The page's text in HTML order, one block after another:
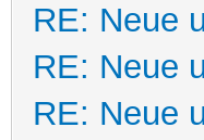
RE: Neue
RE: Neue
RE: Neue